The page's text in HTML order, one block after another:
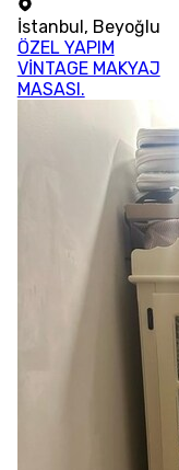
İstanbul, Beyoğlu
ÖZEL YAPIM
VİNTAGE MAKYAJ
MASASI.